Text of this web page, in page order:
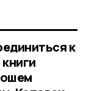
к